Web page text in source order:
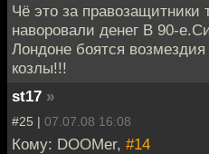
Чё это за правозащитники
наворовали денег В 90-
Лондоне боятся
козлы!!!
st17 »
#25 | 07.07.08 16:08
Кому: DOOMer, #14